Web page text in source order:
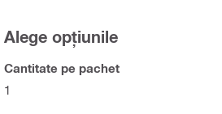
Alege opțiunile
Cantitate pe pachet
1